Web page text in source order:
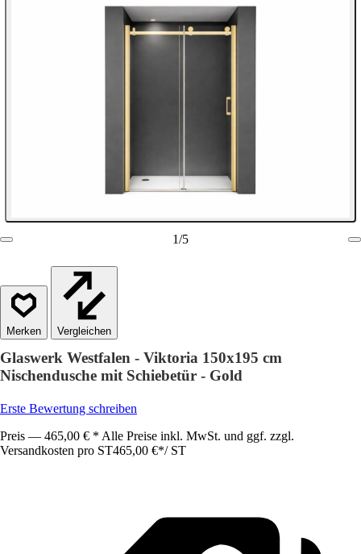
1/5
Vergleichen
Glaswerk Westfalen - Viktoria 150x195 cm
Nischendusche mit Schiebetür - Gold
Erste Bewertung schreiben
Preis — 465,00 € * Alle Preise inkl. MwSt. und ggf. zzgl.
Versandkosten pro ST465,00 €*/ ST